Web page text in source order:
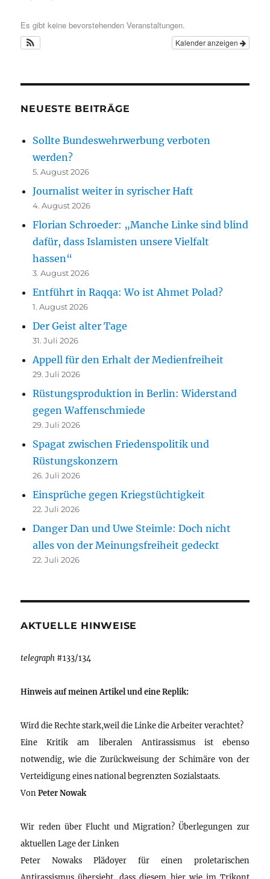
Es gibt keine bevorstehenden Veranstaltungen.
Kalender anzeigen
NEUESTE BEITRÄGE
Sollte Bundeswehrwerbung verboten
werden?
5. August 2026
Journalist weiter in syrischer Haft
4. August 2026
Florian Schroeder: „Manche Linke sind blind
dafür, dass Islamisten unsere Vielfalt
hassen“
3. August 2026
Entführt in Raqqa: Wo ist Ahmet Polad?
1. August 2026
Der Geist alter Tage
31. Juli 2026
Appell für den Erhalt der Medienfreiheit
29. Juli 2026
Rüstungsproduktion in Berlin: Widerstand
gegen Waffenschmiede
29. Juli 2026
Spagat zwischen Friedenspolitik und
Rüstungskonzern
26. Juli 2026
Einsprüche gegen Kriegstüchtigkeit
22. Juli 2026
Danger Dan und Uwe Steimle: Doch nicht
alles von der Meinungsfreiheit gedeckt
22. Juli 2026
AKTUELLE HINWEISE
telegraph #133/134
Hinweis auf meinen Artikel und eine Replik:
Wird die Rechte stark,weil die Linke die Arbeiter verachtet?
Eine Kritik am liberalen Antirassismus ist ebenso
notwendig, wie die Zurückweisung der Schimäre von der
Verteidigung eines national begrenzten Sozialstaats.
VonPeter Nowak
Wir reden über Flucht und Migration? Überlegungen zur
aktuellen Lage der Linken
Peter Nowaks Plädoyer für einen proletarischen
Antirassismus übersieht, dass diesem hier wie im Trikont